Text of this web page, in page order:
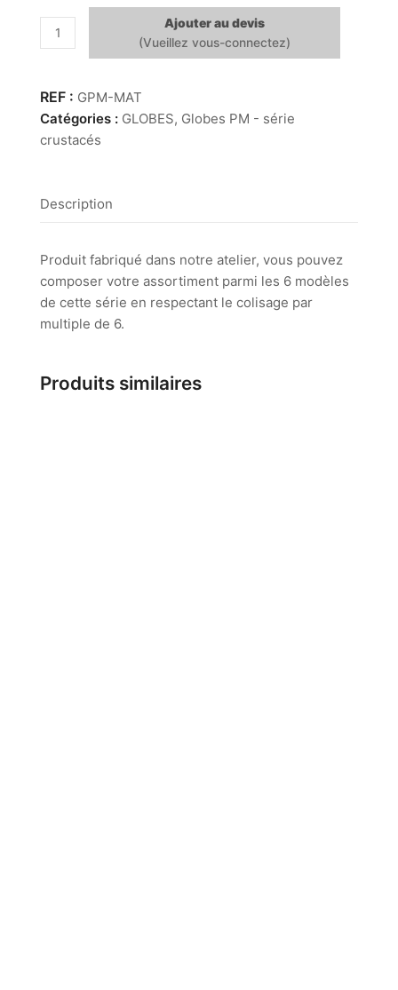
quantité
de
PM
-
Matuta
Ajouter au devis
GPM-MAT
Catégories : GLOBES, Globes PM - série
crustacés
Description
Produit fabriqué dans notre atelier, vous pouvez
composer votre assortiment parmi les 6 modèles
de cette série en respectant le colisage par
multiple de 6.
Produits similaires